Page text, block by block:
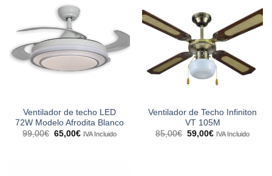
Ventilador de techo LED
72W Modelo Afrodita Blanco
99,00€ El
65,00€ElIVA Incluido
Ventilador de Techo Infiniton
VT 105M
85,00€ El
59,00€ElIVA Incluido